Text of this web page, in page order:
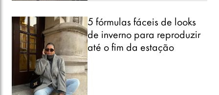
5 fórmulas fáceis de looks
de inverno para reproduzir
até o fim da estação